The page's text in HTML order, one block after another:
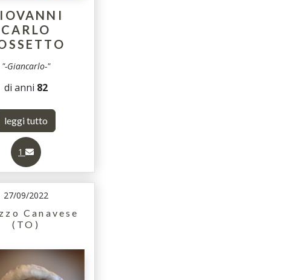
CARLO
"-Giancarlo-"
di anni 82
leggi tutto
1
27/09/2022
Canavese
(TO)